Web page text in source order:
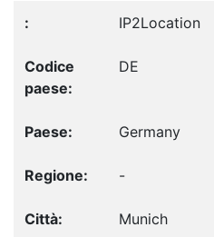
IP2Location
DE
Germany
-
Munich